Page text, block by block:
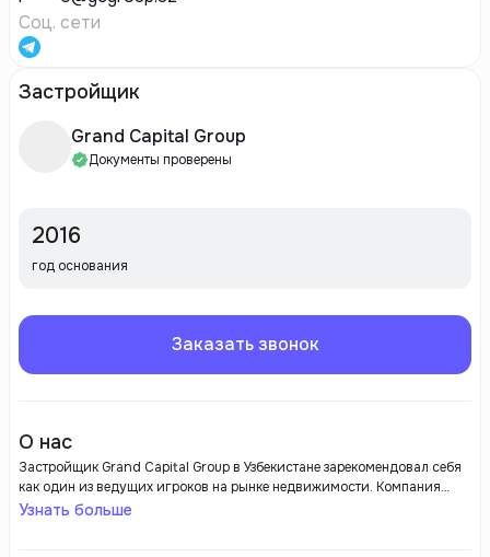
Соц. сети
Застройщик
Grand Capital Group
Документы проверены
2016
год основания
Заказать звонок
О нас
Застройщик Grand Capital Group в Узбекистане зарекомендовал себя
как один из ведущих игроков на рынке недвижимости. Компания
активно участвует в ряде крупных строительных проектов,
Узнать больше